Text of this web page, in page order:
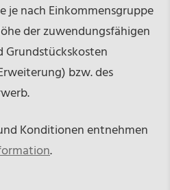
je nach Einkommensgruppe
der zuwendungsfähigen
Grundstückskosten
bzw. des
Konditionen entnehmen
.